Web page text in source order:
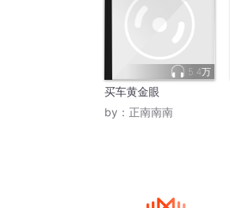
5.4万
买车黄金眼
by： 正南南南